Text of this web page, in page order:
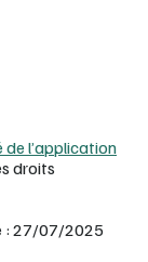
de l’application
droits
: 27/07/2025